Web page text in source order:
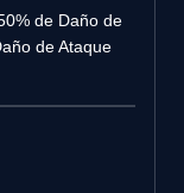
de Daño de
de Ataque